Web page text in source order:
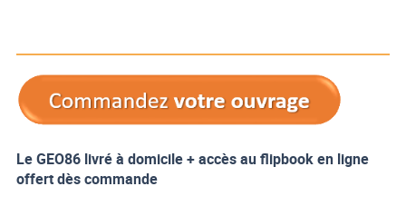
Le GEO86 livré à domicile + accès au flipbook en ligne
offert dès commande